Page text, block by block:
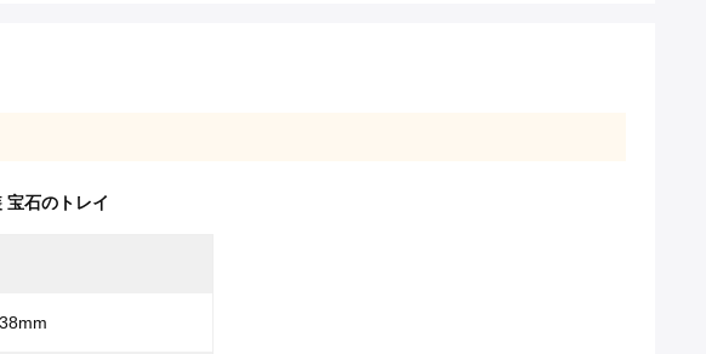
宝石のトレイ